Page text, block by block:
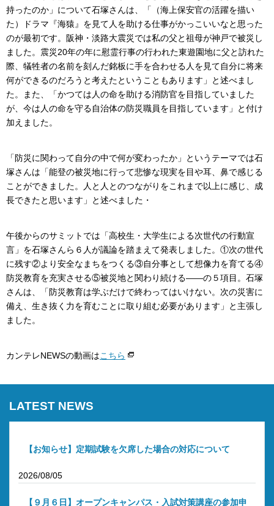
持ったのか」について石塚さんは、「（海上保安官の活躍を描い
た）ドラマ『海猿』を見て人を助ける仕事がかっこいいなと思った
のが最初です。阪神・淡路大震災では私の父と祖母が神戸で被災し
ました。震災20年の年に慰霊行事の行われた東遊園地に父と訪れた
際、犠牲者の名前を刻んだ銘板に手を合わせる人を見て自分に将来
何ができるのだろうと考えたということもあります」と述べまし
た。また、「かつては人の命を助ける消防官を目指していました
が、今は人の命を守る自治体の防災職員を目指しています」と付け
加えました。
「防災に関わって自分の中で何が変わったか」というテーマでは石
塚さんは「能登の被災地に行って悲惨な現実を目や耳、鼻で感じる
ことができました。人と人とのつながりをこれまで以上に感じ、成
長できたと思います」と述べました・
午後からのサミットでは「高校生・大学生による次世代の行動宣
言」を石塚さんら６人が議論を踏まえて発表しました。①次の世代
に残す②より安全なまちをつくる③自分事として想像力を育てる④
防災教育を充実させる⑤被災地と関わり続ける――の５項目。石塚
さんは、「防災教育は学ぶだけで終わってはいけない。次の災害に
備え、生き抜く力を育むことに取り組む必要があります」と主張し
ました。
カンテレNEWSの動画はこちら
LATEST NEWS
【お知らせ】定期試験を欠席した場合の対応について
2026/08/05
【９月６日】オープンキャンパス・入試対策講座の参加申